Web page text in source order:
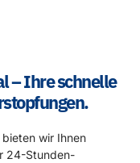
– Ihre schnelle
wir Ihnen
24-Stunden-